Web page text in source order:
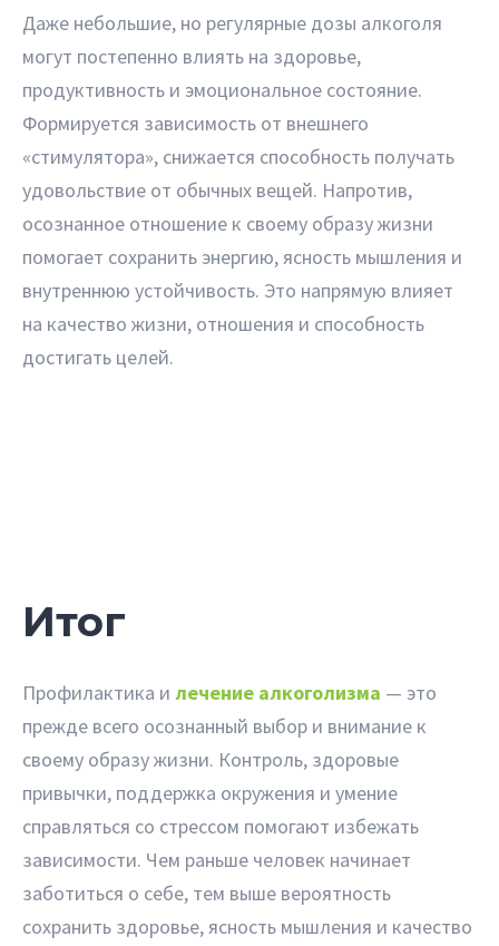
Даже небольшие, но регулярные дозы алкоголя
могут постепенно влиять на здоровье,
продуктивность и эмоциональное состояние.
Формируется зависимость от внешнего
«стимулятора», снижается способность получать
удовольствие от обычных вещей. Напротив,
осознанное отношение к своему образу жизни
помогает сохранить энергию, ясность мышления и
внутреннюю устойчивость. Это напрямую влияет
на качество жизни, отношения и способность
достигать целей.
Итог
Профилактика и лечение алкоголизма — это
прежде всего осознанный выбор и внимание к
своему образу жизни. Контроль, здоровые
привычки, поддержка окружения и умение
справляться со стрессом помогают избежать
зависимости. Чем раньше человек начинает
заботиться о себе, тем выше вероятность
сохранить здоровье, ясность мышления и качество